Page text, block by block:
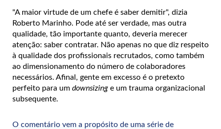
"A maior virtude de um chefe é saber demitir", dizia
Roberto Marinho. Pode até ser verdade, mas outra
qualidade, tão importante quanto, deveria merecer
atenção: saber contratar. Não apenas no que diz respeito
à qualidade dos profissionais recrutados, como também
ao dimensionamento do número de colaboradores
necessários. Afinal, gente em excesso é o pretexto
perfeito para um downsizing e um trauma organizacional
subsequente.
O comentário vem a propósito de uma série de